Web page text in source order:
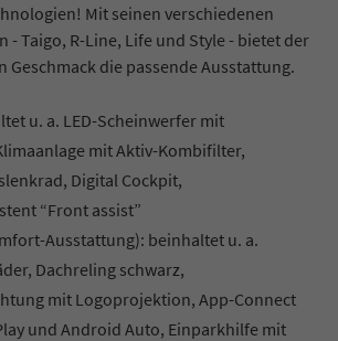
Mit seinen verschiedenen
- Taigo, R-Line, Life und Style - bietet der
Geschmack die passende Ausstattung.
u. a. LED-Scheinwerfer mit
mit Aktiv-Kombifilter,
Digital Cockpit,
“Front assist”
Ausstattung): beinhaltet u. a.
Dachreling schwarz,
mit Logoprojektion, App-Connect
und Android Auto, Einparkhilfe mit